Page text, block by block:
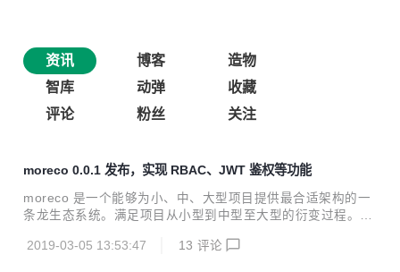
资讯 博客
造物
智库
动弹
收藏
评论
粉丝 关注
moreco 0.0.1 发布，实现 RBAC、JWT 鉴权等功能
moreco 是一个能够为小、中、大型项目提供最合适架构的一
条龙生态系统。满足项目从小型到中型至大型的衍变过程。从
的切换。 常常在网上看到很多项目，一来就是 spring clou
2019-03-05 13:53:47 13 评论